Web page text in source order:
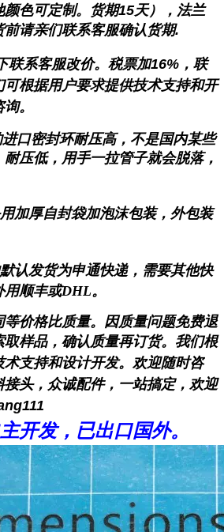
颜色可定制。货期15天），法兰
前请亲们联系客服确认货期.
联系客服改价。税票加16%，联
可根据用户要求提供技术支持和开
。
口密封环耐压高，不是国内某些
压低，用手一拉管子就会脱落，
加厚自封袋加泡沫包装，外包装
认发货为申通快递，需要其他快
顺丰或DHL。
价格比质量。因质量问题免费退
样品，确认质量再订货。 我们根
支持和设计开发。欢迎随时咨
接头，众诚配件，一站搞定，欢迎
开发， 已出口国外。